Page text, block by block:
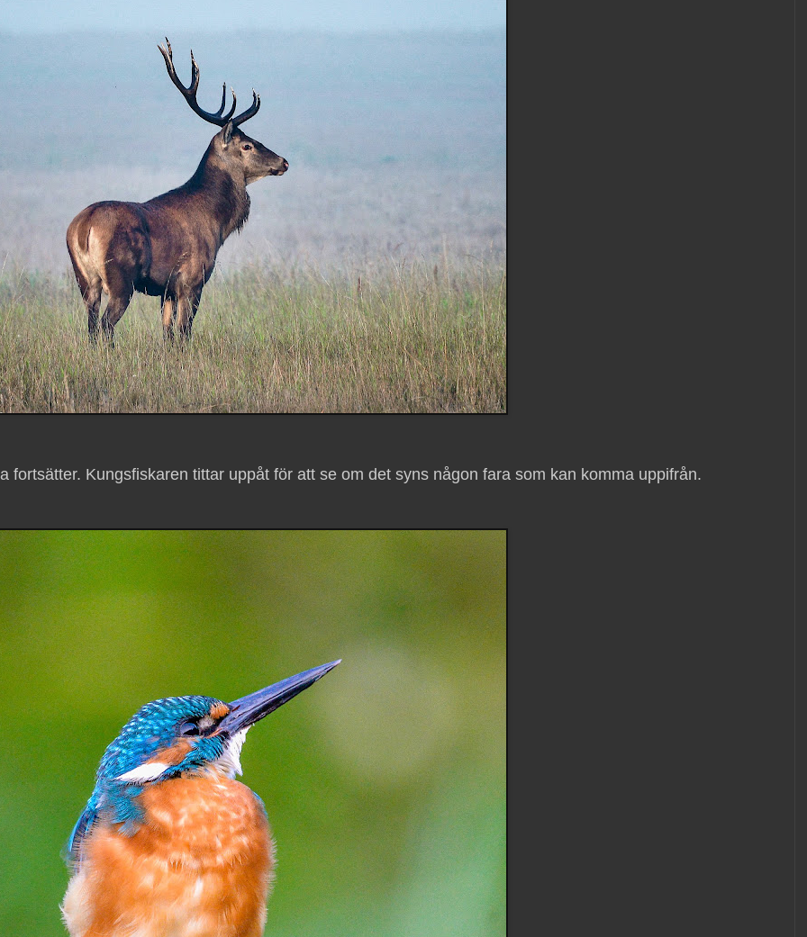
fortsätter. Kungsfiskaren tittar uppåt för att se om det syns någon fara som kan komma uppifrån.